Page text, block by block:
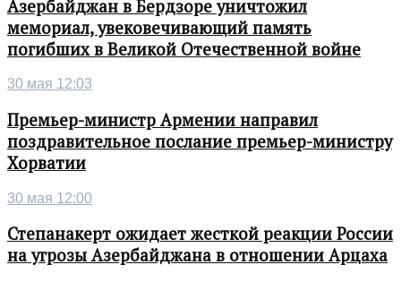
Азербайджан в Бердзоре уничтожил
мемориал, увековечивающий память
погибших в Великой Отечественной войне
30 мая 12:03
Премьер-министр Армении направил
поздравительное послание премьер-министру
Хорватии
30 мая 12:00
Степанакерт ожидает жесткой реакции России
на угрозы Азербайджана в отношении Арцаха